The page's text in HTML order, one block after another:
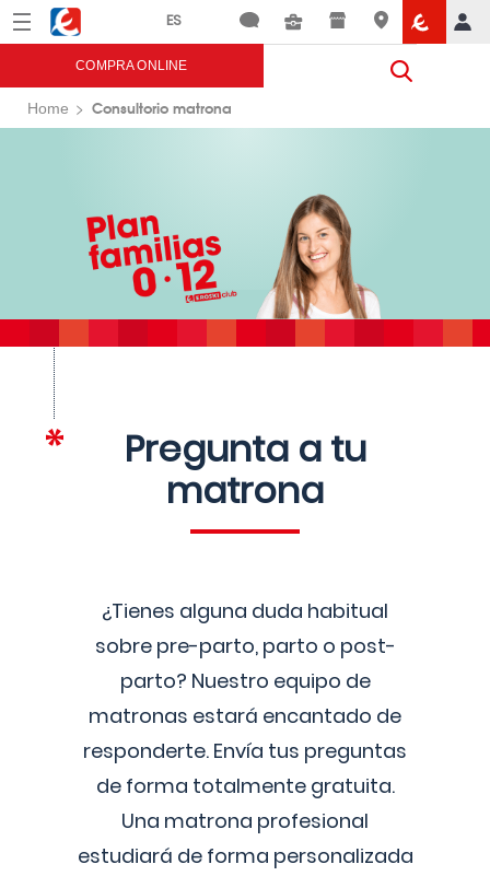
Menú Eroski
COMPRA ONLINE
Home Consultorio matrona
Pregunta a tu
matrona
¿Tienes alguna duda habitual
sobre pre-parto, parto o post-
parto? Nuestro equipo de
matronas estará encantado de
responderte. Envía tus preguntas
de forma totalmente gratuita.
Una matrona profesional
estudiará de forma personalizada